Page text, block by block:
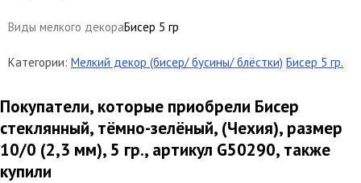
Виды мелкого декораБисер 5 гр
Категории: Мелкий декор (бисер/ бусины/ блёстки) Бисер 5 гр.
Покупатели, которые приобрели Бисер
стеклянный, тёмно-зелёный, (Чехия), размер
10/0 (2,3 мм), 5 гр., артикул G50290, также
купили